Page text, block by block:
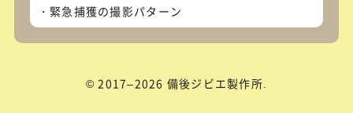
緊急捕獲の撮影パターン
© 2017–2026 備後ジビエ製作所.